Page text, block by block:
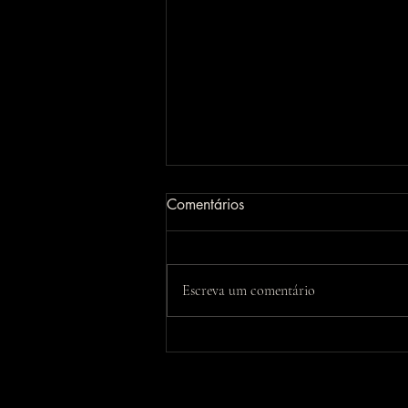
Newsletter | Maio 2026
Comentários
Escreva um comentário